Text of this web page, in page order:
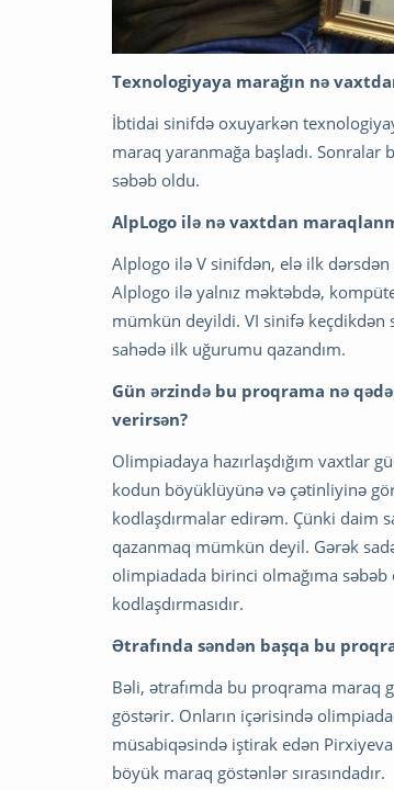
Texnologiyaya marağın nə
İbtidai sinifdə oxuyarkən
maraq yaranmağa başladı.
səbəb oldu.
AlpLogo ilə nə vaxtdan
Alplogo ilə V sinifdən, elə ilk
Alplogo ilə yalnız məktəbdə,
mümkün deyildi. VI sinifə keçdikdən
sahədə ilk uğurumu qazandım.
Gün ərzində bu proqrama nə
verirsən?
Olimpiadaya hazırlaşdığım vaxtlar
kodun böyüklüyünə və çətinliyinə
kodlaşdırmalar edirəm. Çünki daim
qazanmaq mümkün deyil. Gərək
olimpiadada birinci olmağıma
kodlaşdırmasıdır.
Ətrafında səndən başqa bu
Bəli, ətrafımda bu proqrama maraq
göstərir. Onların içərisində
müsabiqəsində iştirak edən
böyük maraq göstənlər sırasındadır.